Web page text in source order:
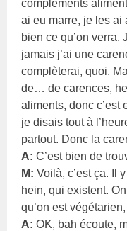
compléments
ai eu marre, je les ai
bien ce qu’on verra.
jamais j’ai une
complèterai, quoi.
de… de carences,
aliments, donc c’est
je disais tout à
partout. Donc la
A: C’est bien de
M: Voilà, c’est ça. Il
hein, qui existent.
qu’on est
A: OK, bah écoute,